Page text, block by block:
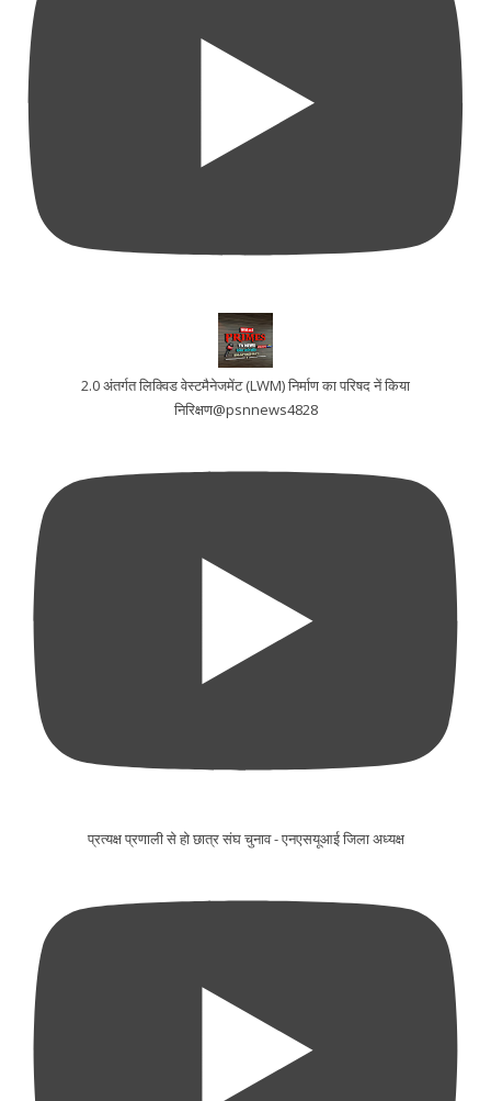
2.0 अंतर्गत लिक्विड वेस्टमैनेजमेंट (LWM) निर्माण का परिषद नें किया
निरिक्षण@psnnews4828
प्रत्यक्ष प्रणाली से हो छात्र संघ चुनाव - एनएसयूआई जिला अध्यक्ष